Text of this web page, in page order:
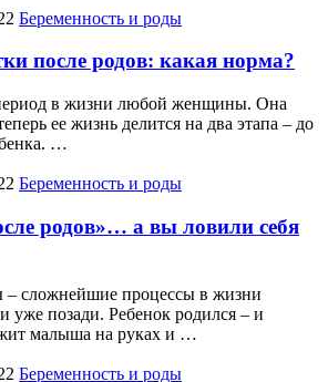
Беременность и роды
после родов: какая норма?
в жизни любой женщины. Она
ее жизнь делится на два этапа – до
…
Беременность и роды
родов»… а вы ловили себя
– сложнейшие процессы в жизни
позади. Ребенок родился – и
малыша на руках и …
Беременность и роды